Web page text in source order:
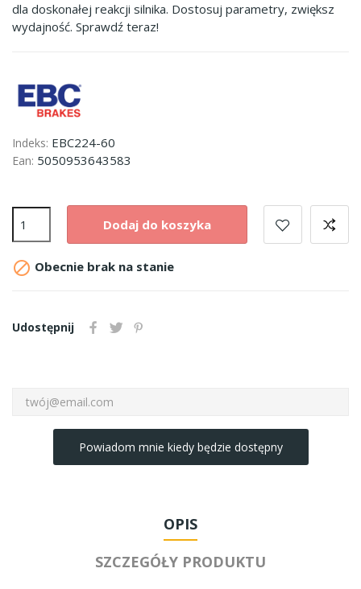
dla doskonałej reakcji silnika. Dostosuj parametry, zwiększ
wydajność. Sprawdź teraz!
Indeks: EBC224-60
Ean: 5050953643583
Dodaj do koszyka
 Obecnie brak na stanie
Udostępnij
Powiadom mnie kiedy będzie dostępny
OPIS
SZCZEGÓŁY PRODUKTU